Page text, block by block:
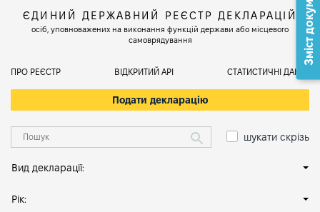
ЄДИНИЙ ДЕРЖАВНИЙ РЕЄСТР ДЕКЛАРАЦІЙ
осіб, уповноважених на виконання функцій держави або місцевого
самоврядування
ПРО РЕЄСТР ВІДКРИТИЙ АРІ СТАТИСТИЧНІ ДАНІ
Подати декларацію
шукати скрізь
Вид декларації:
Рік:
Зміст документа